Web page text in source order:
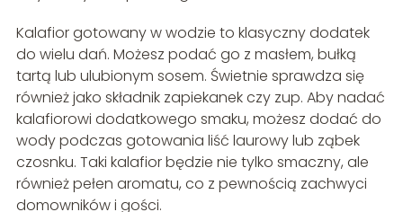
Kalafior gotowany w wodzie to klasyczny dodatek
do wielu dań. Możesz podać go z masłem, bułką
tartą lub ulubionym sosem. Świetnie sprawdza się
również jako składnik zapiekanek czy zup. Aby nadać
kalafiorowi dodatkowego smaku, możesz dodać do
wody podczas gotowania liść laurowy lub ząbek
czosnku. Taki kalafior będzie nie tylko smaczny, ale
również pełen aromatu, co z pewnością zachwyci
domowników i gości.